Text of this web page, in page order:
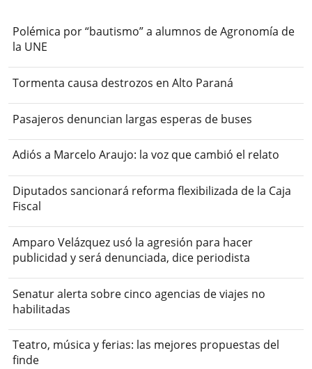
Polémica por “bautismo” a alumnos de Agronomía de
la UNE
Tormenta causa destrozos en Alto Paraná
Pasajeros denuncian largas esperas de buses
Adiós a Marcelo Araujo: la voz que cambió el relato
Diputados sancionará reforma flexibilizada de la Caja
Fiscal
Amparo Velázquez usó la agresión para hacer
publicidad y será denunciada, dice periodista
Senatur alerta sobre cinco agencias de viajes no
habilitadas
Teatro, música y ferias: las mejores propuestas del
finde